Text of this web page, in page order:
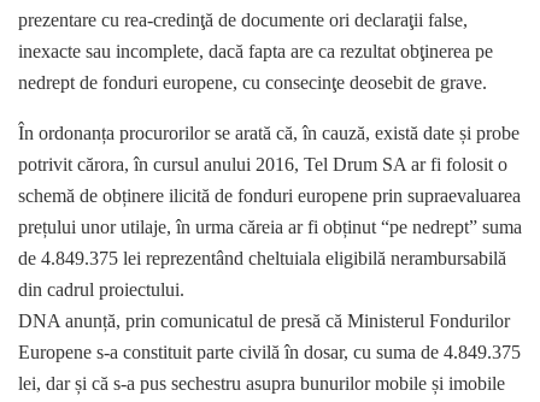
prezentare cu rea-credinţă de documente ori declaraţii false,
inexacte sau incomplete, dacă fapta are ca rezultat obţinerea pe
nedrept de fonduri europene, cu consecinţe deosebit de grave.
În ordonanța procurorilor se arată că, în cauză, există date și probe
potrivit cărora, în cursul anului 2016, Tel Drum SA ar fi folosit o
schemă de obținere ilicită de fonduri europene prin supraevaluarea
prețului unor utilaje, în urma căreia ar fi obținut “pe nedrept” suma
de 4.849.375 lei reprezentând cheltuiala eligibilă nerambursabilă
din cadrul proiectului.
DNA anunță, prin comunicatul de presă că Ministerul Fondurilor
Europene s-a constituit parte civilă în dosar, cu suma de 4.849.375
lei, dar și că s-a pus sechestru asupra bunurilor mobile și imobile